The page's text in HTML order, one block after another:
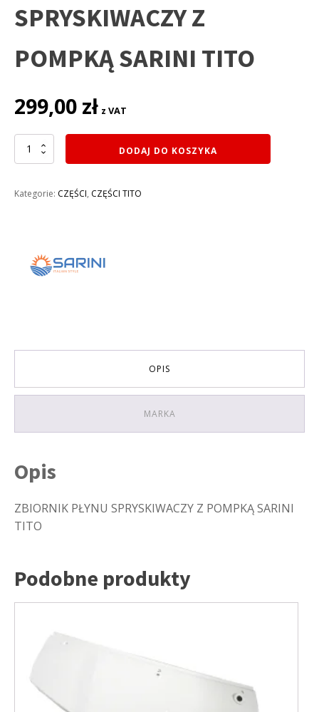
SPRYSKIWACZY Z
POMPKĄ SARINI TITO
299,00 zł z VAT
ilość
ZBIORNIK
Z
DODAJ DO KOSZYKA
Kategorie: CZĘŚCI, CZĘŚCI TITO
OPIS
MARKA
Opis
ZBIORNIK PŁYNU SPRYSKIWACZY Z POMPKĄ SARINI
TITO
Podobne produkty